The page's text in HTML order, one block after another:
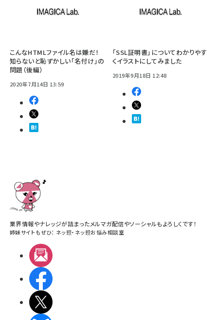
こんなHTMLファイル名は嫌だ！
知らないと恥ずかしい「名付け」の
問題（後編）
2020年7月14日 13:59
「SSL証明書」についてわかりやす
くイラストにしてみました
2019年9月18日 12:48
業界情報やナレッジが詰まったメルマガ配信やソーシャルもよろしくです！
姉妹サイトもぜひ： ネッ担・ ネッ担お悩み相談室